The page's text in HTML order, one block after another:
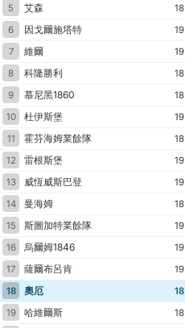
5
艾森 18
6
因戈爾施塔特 19
7
維爾 19
8
科隆勝利 18
9
慕尼黑1860 18
10
杜伊斯堡 19
11
霍芬海姆業餘隊 18
12
雷根斯堡 19
13
威恆威斯巴登 19
14
曼海姆 18
15
斯圖加特業餘隊 19
16
烏爾姆1846 19
17
薩爾布呂肯 19
18
奧厄 18
19
哈維爾斯 18